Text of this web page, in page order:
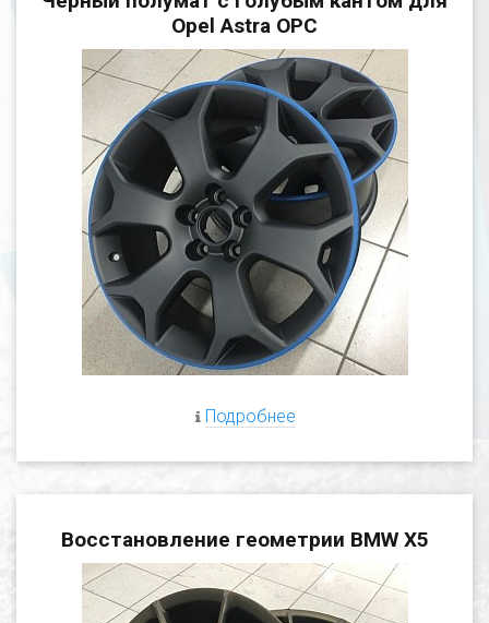
Opel Astra OPC
Подробнее
Восстановление геометрии BMW X5